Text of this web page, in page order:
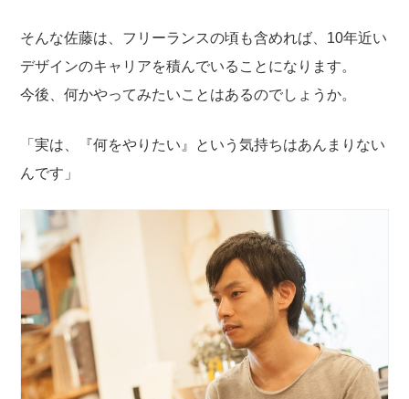
そんな佐藤は、フリーランスの頃も含めれば、10年近い
デザインのキャリアを積んでいることになります。
今後、何かやってみたいことはあるのでしょうか。
「実は、『何をやりたい』という気持ちはあんまりない
んです」